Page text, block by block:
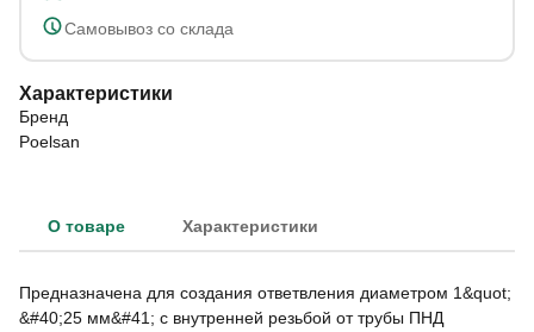
Самовывоз со склада
Характеристики
Бренд
Poelsan
О товаре Характеристики
Предназначена для создания ответвления диаметром 1&quot;
&#40;25 мм&#41; с внутренней резьбой от трубы ПНД